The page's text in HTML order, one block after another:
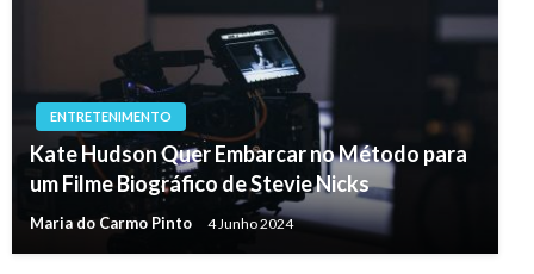
ENTRETENIMENTO
Kate Hudson Quer Embarcar no Método para
um Filme Biográfico de Stevie Nicks
Maria do Carmo Pinto 4 Junho 2024